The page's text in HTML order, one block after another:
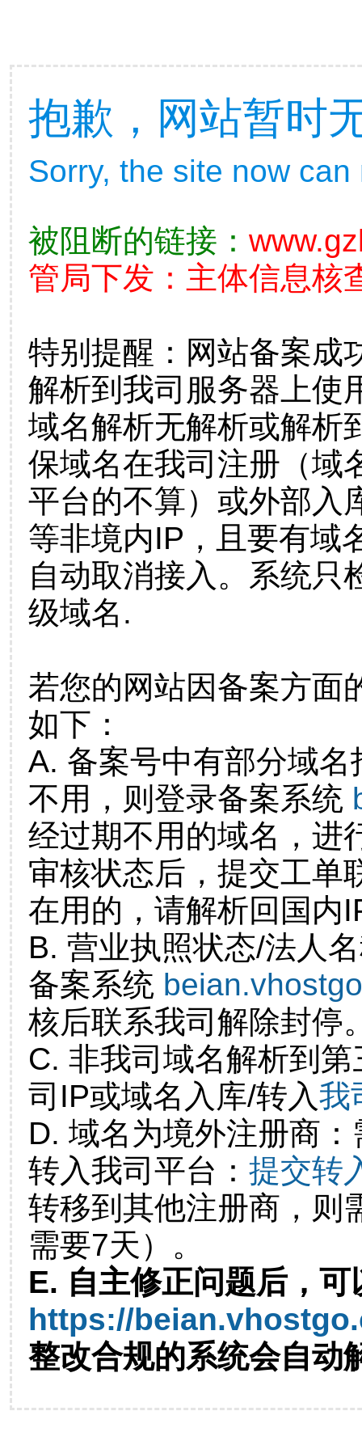
抱歉，网站暂时
Sorry, the site now
被阻断的链接：
管局下发：主体信息核
特别提醒：网站备案成
解析到我司服务器上使
域名解析无解析或解析
保域名在我司注册（域
平台的不算）或外部入
等非境内IP，且要有域
自动取消接入。系统只
级域名.
若您的网站因备案方面
如下：
A. 备案号中有部分域
不用，则登录备案系统
经过期不用的域名，进
审核状态后，提交工单
在用的，请解析回国内
B. 营业执照状态/法人
备案系统
核后联系我司解除封停
C. 非我司域名解析到
司IP或域名入库/转入我
D. 域名为境外注册商
转入我司平台： 提交转
转移到其他注册商，则
需要7天）。
E. 自主修正问题后，可
https://
整改合规的系统会自动